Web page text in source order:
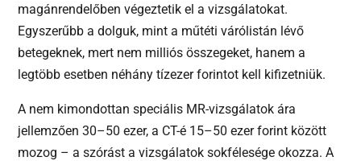
magánrendelőben végeztetik el a vizsgálatokat.
Egyszerűbb a dolguk, mint a műtéti várólistán lévő
betegeknek, mert nem milliós összegeket, hanem a
legtöbb esetben néhány tízezer forintot kell kifizetniük.
A nem kimondottan speciális MR-vizsgálatok ára
jellemzően 30–50 ezer, a CT-é 15–50 ezer forint között
mozog – a szórást a vizsgálatok sokfélesége okozza. A